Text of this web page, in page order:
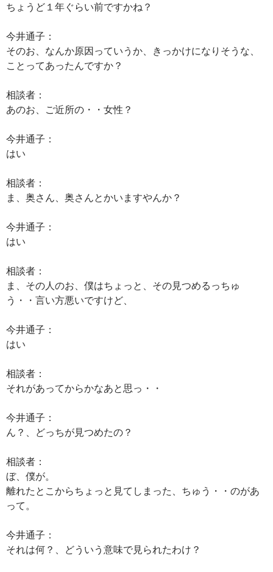
ちょうど１年ぐらい前ですかね？
今井通子：
そのお、なんか原因っていうか、きっかけになりそうな、
ことってあったんですか？
相談者：
あのお、ご近所の・・女性？
今井通子：
はい
相談者：
ま、奥さん、奥さんとかいますやんか？
今井通子：
はい
相談者：
ま、その人のお、僕はちょっと、その見つめるっちゅ
う・・言い方悪いですけど、
今井通子：
はい
相談者：
それがあってからかなあと思っ・・
今井通子：
ん？、どっちが見つめたの？
相談者：
ぼ、僕が。
離れたとこからちょっと見てしまった、ちゅう・・のがあ
って。
今井通子：
それは何？、どういう意味で見られたわけ？